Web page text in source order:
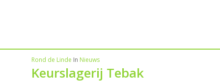
Rond de Linde In Nieuws
Keurslagerij Tebak